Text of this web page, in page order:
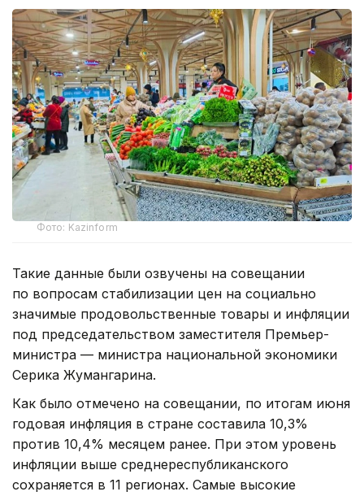
Фото: Kazinform
Такие данные были озвучены на совещании
по вопросам стабилизации цен на социально
значимые продовольственные товары и инфляции
под председательством заместителя Премьер-
министра — министра национальной экономики
Серика Жумангарина.
Как было отмечено на совещании, по итогам июня
годовая инфляция в стране составила 10,3%
против 10,4% месяцем ранее. При этом уровень
инфляции выше среднереспубликанского
сохраняется в 11 регионах. Самые высокие